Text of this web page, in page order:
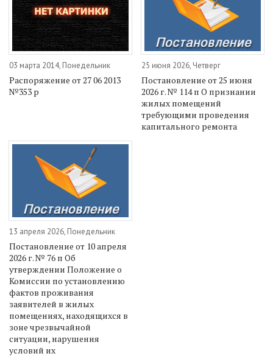
03 марта 2014, Понедельник
Распоряжение от 27 06 2013
№353 р
25 июня 2026, Четверг
Постановление от 25 июня
2026 г. № 114 п О признании
жилых помещений
требующими проведения
капитального ремонта
13 апреля 2026, Понедельник
Постановление от 10 апреля
2026 г. № 76 п Об
утверждении Положение о
Комиссии по установлению
фактов проживания
заявителей в жилых
помещениях, находящихся в
зоне чрезвычайной
ситуации, нарушения
условий их